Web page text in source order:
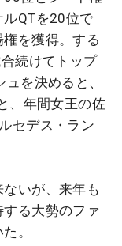
QTを20位で
を獲得。する
続けてトップ
を決めると、
、年間女王の佐
セデス・ラン
いが、来年も
る大勢のファ
。